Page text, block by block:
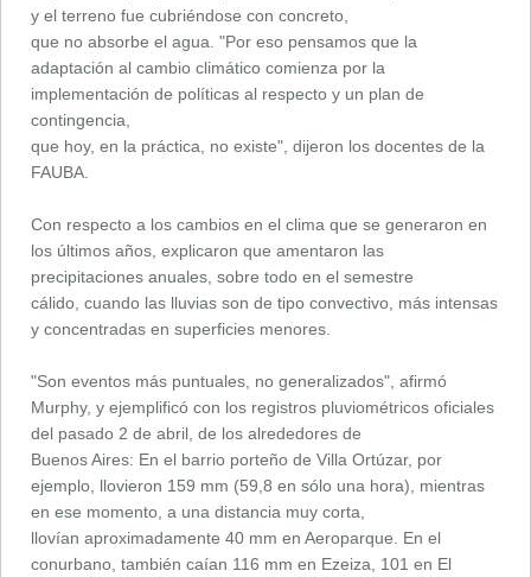
y el terreno fue cubriéndose con concreto,
que no absorbe el agua. "Por eso pensamos que la
adaptación al cambio climático comienza por la
implementación de políticas al respecto y un plan de
contingencia,
que hoy, en la práctica, no existe", dijeron los docentes de la
FAUBA.
Con respecto a los cambios en el clima que se generaron en
los últimos años, explicaron que amentaron las
precipitaciones anuales, sobre todo en el semestre
cálido, cuando las lluvias son de tipo convectivo, más intensas
y concentradas en superficies menores.
"Son eventos más puntuales, no generalizados", afirmó
Murphy, y ejemplificó con los registros pluviométricos oficiales
del pasado 2 de abril, de los alrededores de
Buenos Aires: En el barrio porteño de Villa Ortúzar, por
ejemplo, llovieron 159 mm (59,8 en sólo una hora), mientras
en ese momento, a una distancia muy corta,
llovían aproximadamente 40 mm en Aeroparque. En el
conurbano, también caían 116 mm en Ezeiza, 101 en El